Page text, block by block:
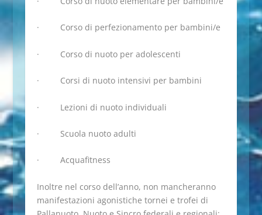
· Corso di perfezionamento per bambini/e
· Corso di nuoto per adolescenti
· Corsi di nuoto intensivi per bambini
· Lezioni di nuoto individuali
· Scuola nuoto adulti
· Acquafitness
Inoltre nel corso dell’anno, non mancheranno
manifestazioni agonistiche tornei e trofei di